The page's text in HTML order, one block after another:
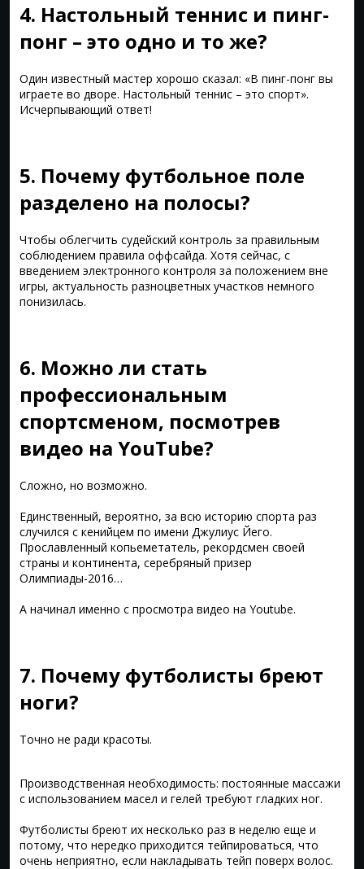
4. Настольный теннис и пинг-
понг – это одно и то же?
Один известный мастер хорошо сказал: «В пинг-понг вы
играете во дворе. Настольный теннис – это спорт».
Исчерпывающий ответ!
5. Почему футбольное поле
разделено на полосы?
Чтобы облегчить судейский контроль за правильным
соблюдением правила оффсайда. Хотя сейчас, с
введением электронного контроля за положением вне
игры, актуальность разноцветных участков немного
понизилась.
6. Можно ли стать
профессиональным
спортсменом, посмотрев
видео на YouTube?
Сложно, но возможно.
Единственный, вероятно, за всю историю спорта раз
случился с кенийцем по имени Джулиус Йего.
Прославленный копьеметатель, рекордсмен своей
страны и континента, серебряный призер
Олимпиады-2016…
А начинал именно с просмотра видео на Youtube.
7. Почему футболисты бреют
ноги?
Точно не ради красоты.
Производственная необходимость: постоянные массажи
с использованием масел и гелей требуют гладких ног.
Футболисты бреют их несколько раз в неделю еще и
потому, что нередко приходится тейпироваться, что
очень неприятно, если накладывать тейп поверх волос.